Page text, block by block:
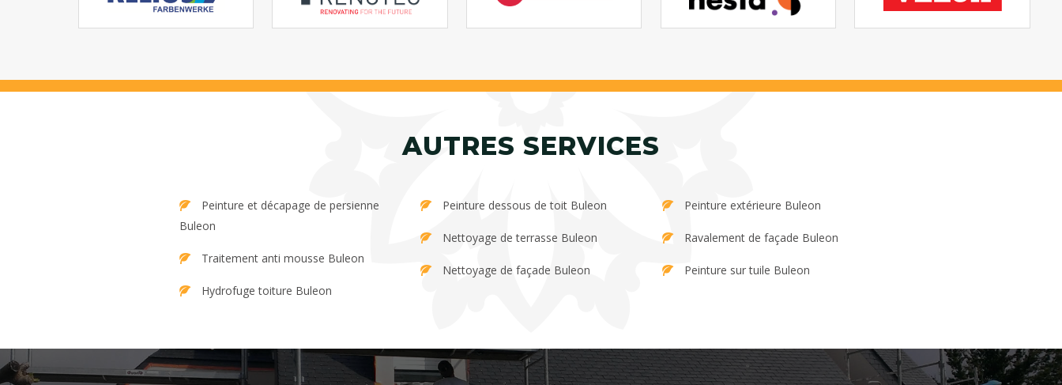
AUTRES SERVICES
Buleon
Traitement anti mousse Buleon
Hydrofuge toiture Buleon
Peinture dessous de toit Buleon
Nettoyage de terrasse Buleon
Nettoyage de façade Buleon
Peinture extérieure Buleon
Ravalement de façade Buleon
Peinture sur tuile Buleon